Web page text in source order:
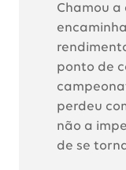
Chamou a
ponto de
perdeu
não a
de se